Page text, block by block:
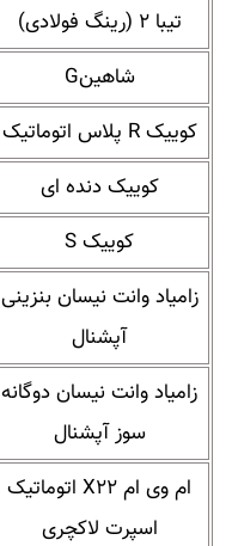
تیبا ۲ (رینگ فولادی)
شاهینG
کوییک R پلاس اتوماتیک
کوییک دنده ای
کوییک S
زامیاد وانت نیسان بنزینی
آپشنال
زامیاد وانت نیسان دوگانه
سوز آپشنال
ام وی ام X۲۲ اتوماتیک
اسپرت لاکچری